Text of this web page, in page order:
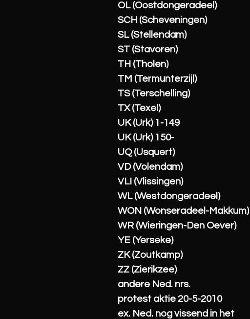
OL (Oostdongeradeel)
SCH (Scheveningen)
SL (Stellendam)
ST (Stavoren)
TH (Tholen)
TM (Termunterzijl)
TS (Terschelling)
TX (Texel)
UK (Urk) 1-149
UK (Urk) 150-
UQ (Usquert)
VD (Volendam)
VLI (Vlissingen)
WL (Westdongeradeel)
WON (Wonseradeel-Makkum)
WR (Wieringen-Den Oever)
YE (Yerseke)
ZK (Zoutkamp)
ZZ (Zierikzee)
andere Ned. nrs.
protest aktie 20-5-2010
ex. Ned. nog vissend in het